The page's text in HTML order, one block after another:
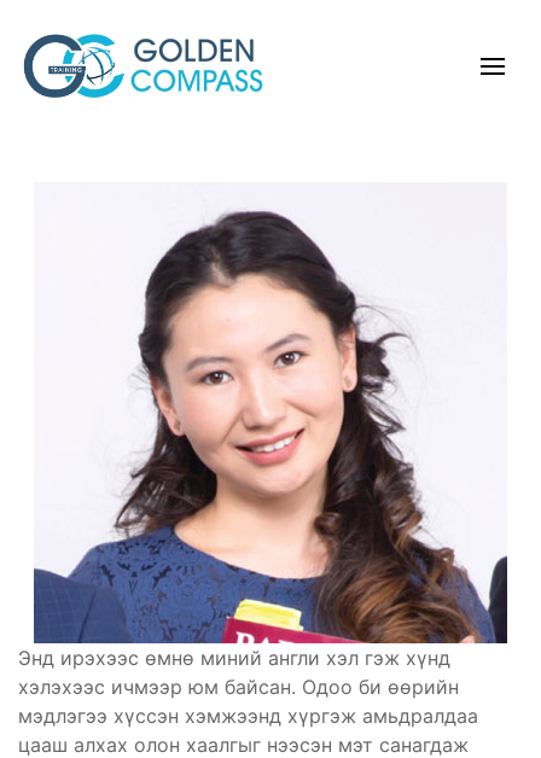
Энд ирэхээс өмнө миний англи хэл гэж хүнд
хэлэхээс ичмээр юм байсан. Одоо би өөрийн
мэдлэгээ хүссэн хэмжээнд хүргэж амьдралдаа
цааш алхах олон хаалгыг нээсэн мэт санагдаж